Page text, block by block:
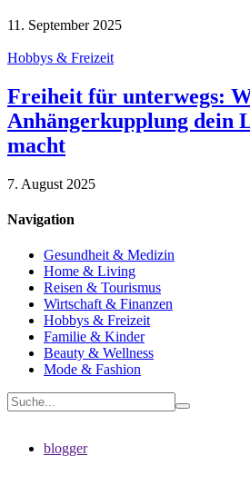
11. September 2025
Hobbys & Freizeit
Freiheit für unterwegs:
Anhängerkupplung dein
macht
7. August 2025
Navigation
Gesundheit & Medizin
Home & Living
Reisen & Tourismus
Wirtschaft & Finanzen
Hobbys & Freizeit
Familie & Kinder
Beauty & Wellness
Mode & Fashion
blogger